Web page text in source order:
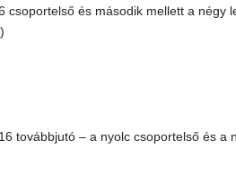
csoportelső és második mellett a
továbbjutó – a nyolc csoportelső és a